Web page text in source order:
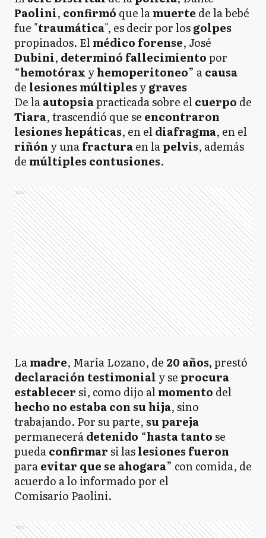
Paolini, confirmó que lamuerte de la bebé
fue "traumática", es decir por losgolpes
propinados. Elmédico forense, José
Dubini, determinó fallecimientopor
“hemotórax yhemoperitoneo” acausa
de lesiones múltiples ygraves
De laautopsiapracticada sobre elcuerpo de
Tiara,trascendió que se encontraron
lesiones hepáticas, en eldiafragma, en el
riñón y unafracturaen lapelvis, además
de múltiples contusiones.
Ads
Lamadre, María Lozano, de 20 años,prestó
declaración testimonial y se procura
establecersi, como dijo almomento del
hecho no estaba con su hija, sino
trabajando. Por su parte, su pareja
permanecerádetenido “hastatantose
puedaconfirmarsi laslesiones fueron
paraevitar que se ahogara” con comida, de
acuerdo a lo informado por el
Comisario Paolini.
Ads